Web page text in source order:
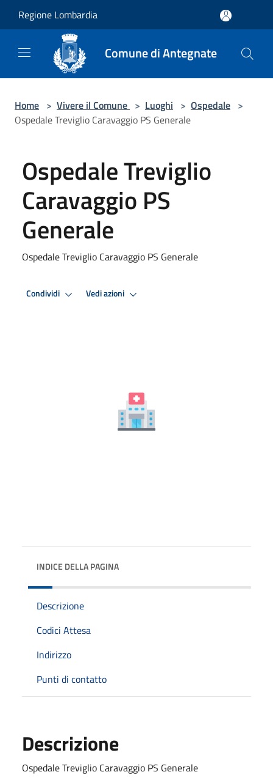
Regione Lombardia
Comune di Antegnate
Home > Vivere il Comune > Luoghi > Ospedale >
Ospedale Treviglio Caravaggio PS Generale
Ospedale Treviglio
Caravaggio PS
Generale
Ospedale Treviglio Caravaggio PS Generale
Condividi Vedi azioni
INDICE DELLA PAGINA
Descrizione
Codici Attesa
Indirizzo
Punti di contatto
Descrizione
Ospedale Treviglio Caravaggio PS Generale